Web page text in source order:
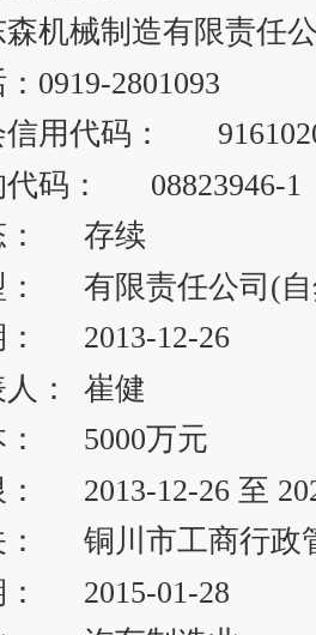
机械制造有限责任
0919-2801093
用代码：
码：
08823946-1
存续
有限责任公司(
2013-12-26
：
崔健
5000万元
2013-12-26 至
铜川市工商行政
2015-01-28